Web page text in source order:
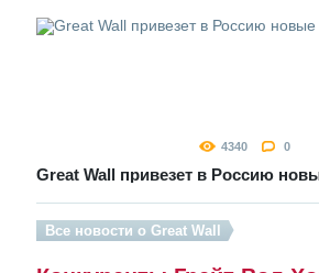
4340 0
Great Wall привезет в Россию
Все новости о Great Wall